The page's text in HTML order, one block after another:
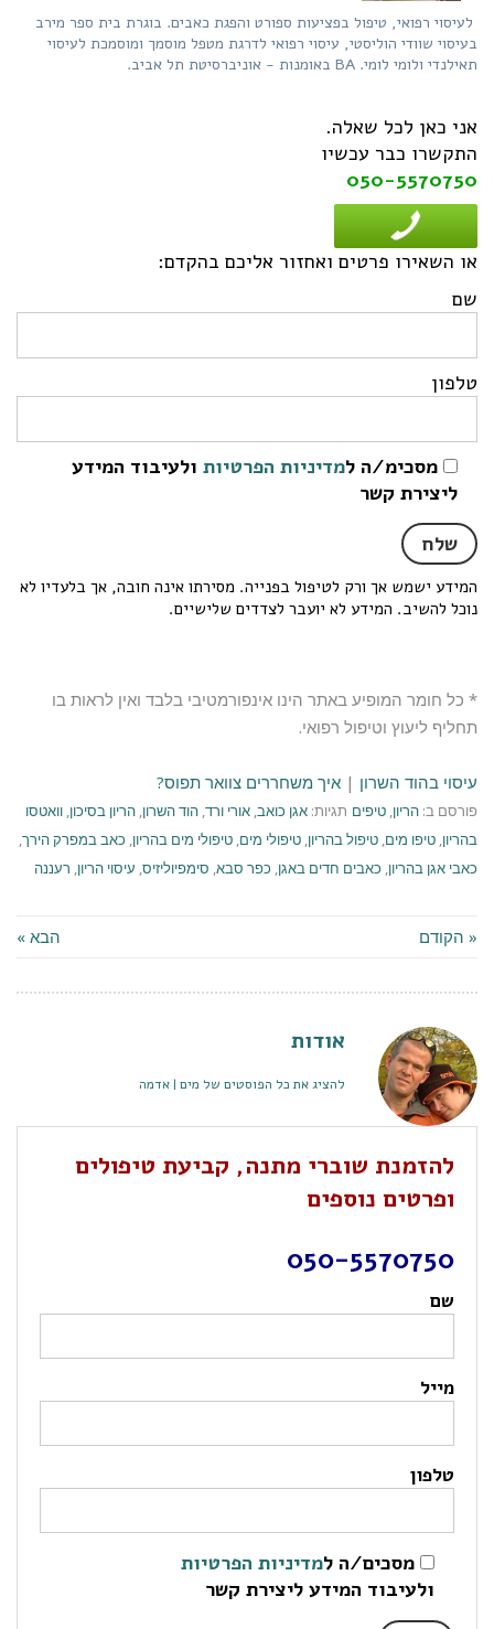
לעיסוי רפואי, טיפול בפציעות ספורט והפגת כאבים. בוגרת בית ספר מירב
בעיסוי שוודי הוליסטי, עיסוי רפואי לדרגת מטפל מוסמך ומוסמכת לעיסוי
תאילנדי ולומי לומי. BA באומנות - אוניברסיטת תל אביב.
אני כאן לכל שאלה.
התקשרו כבר עכשיו
050-5570750
או השאירו פרטים ואחזור אליכם בהקדם:
שם
טלפון
מסכימ/ה למדיניות הפרטיות ולעיבוד המידע
ליצירת קשר
המידע ישמש אך ורק לטיפול בפנייה. מסירתו אינה חובה, אך בלעדיו לא
נוכל להשיב. המידע לא יועבר לצדדים שלישיים.
* כל חומר המופיע באתר הינו אינפורמטיבי בלבד ואין לראות בו
תחליף ליעוץ וטיפול רפואי.
עיסוי בהוד השרון | איך משחררים צוואר תפוס?
פורסם ב: הריון, טיפים תגיות: אגן כואב, אורי ורד, הוד השרון, הריון בסיכון, וואטסו
בהריון, טיפו מים, טיפול בהריון, טיפולי מים, טיפולי מים בהריון, כאב במפרק הירך,
כאבי אגן בהריון, כאבים חדים באגן, כפר סבא, סימפיוליזיס, עיסוי הריון, רעננה
« הקודם הבא »
אודות
להציג את כל הפוסטים של מים | אדמה
להזמנת שוברי מתנה, קביעת טיפולים
ופרטים נוספים
050-5570750
שם
מייל
טלפון
מסכים/ה למדיניות הפרטיות
ולעיבוד המידע ליצירת קשר